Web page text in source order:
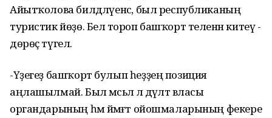
Айытҡолова билдәләүенсә, был республиканың
туристик йөҙө. Белә тороп башҡорт теленән китеү -
дөрөҫ түгел.
-Үҙегеҙ башҡорт булып һеҙҙең позиция
аңлашылмай. Был мәсьәлә лә дәүләт власы
органдарының һәм йәмәғәт ойошмаларының фекере